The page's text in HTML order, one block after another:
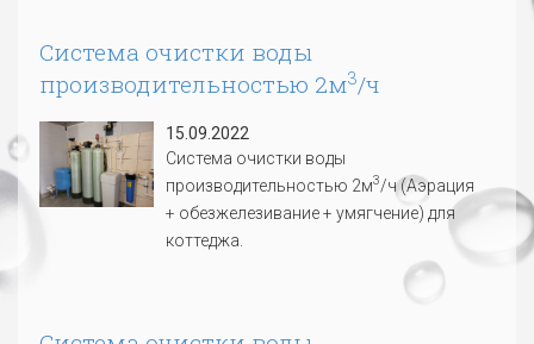
Система очистки воды
производительностью 2м3/ч
15.09.2022
Система очистки воды
производительностью 2м3/ч (Аэрация
+ обезжелезивание + умягчение) для
коттеджа.